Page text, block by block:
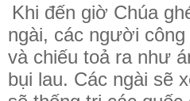
Khi đến giờ Chúa
ngài, các người
và chiếu toả ra như
bụi lau. Các ngài sẽ